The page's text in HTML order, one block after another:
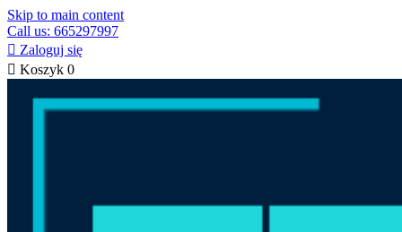
Skip to main content
Call us: 665297997
 Zaloguj się
 Koszyk 0